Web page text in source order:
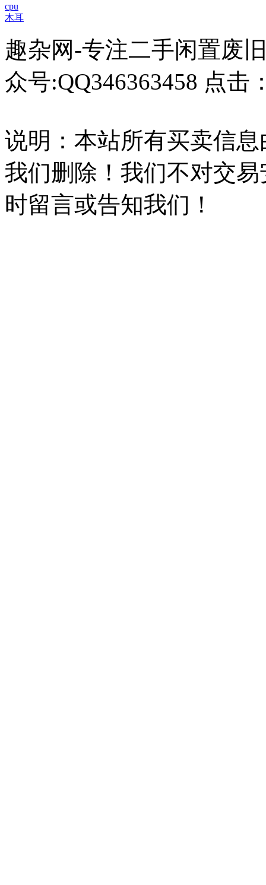
cpu
木耳
趣杂网-专注二手闲置废
众号:QQ346363458 点击
说明：本站所有买卖信
我们删除！我们不对交
时留言或告知我们！